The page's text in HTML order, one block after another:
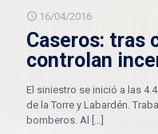
16/04/2016
Caseros: tras
controlan
El siniestro se inició a las
de la Torre y Labardén.
bomberos. Al
[…]